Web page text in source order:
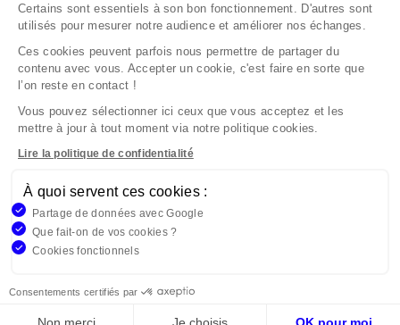
l’adresse La médiation de l’assurance - Accueil
Par courrier à l’adresse : La Médiation de
l’Assurance TSA 50110 75441 PARIS CEDEX 09 ou
par email à l’adresse www.mediation-
assurance.org
La saisine du Médiateur de l’Assurance est gratuite
mais ne peut intervenir qu’après nous avoir
adressé une réclamation écrite.
Garantme, société par actions simplifiée au capital de 19
Code des Assurances et immatriculée à l’ORIAS
75002 Paris
Certains sont essentiels à son bon fonctionnement. D'autres sont
utilisés pour mesurer notre audience et améliorer nos échanges.
Ces cookies peuvent parfois nous permettre de partager du
contenu avec vous. Accepter un cookie, c'est faire en sorte que
l’on reste en contact !
Vous pouvez sélectionner ici ceux que vous acceptez et les
mettre à jour à tout moment via notre politique cookies.
Lire la politique de confidentialité
À quoi servent ces cookies :
Partage de données avec Google
Que fait-on de vos cookies ?
Cookies fonctionnels
Consentements certifiés par